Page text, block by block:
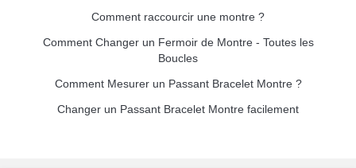
Comment raccourcir une montre ?
Comment Changer un Fermoir de Montre - Toutes les
Boucles
Comment Mesurer un Passant Bracelet Montre ?
Changer un Passant Bracelet Montre facilement